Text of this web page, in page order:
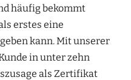
häufig bekommt
erstes eine
kann. Mit unserer
in unter zehn
als Zertifikat